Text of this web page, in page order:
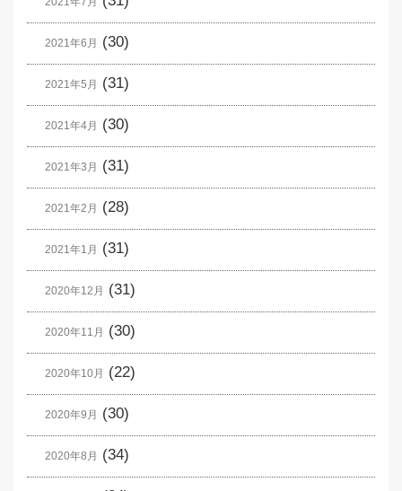
2021年6月 (30)
2021年5月 (31)
2021年4月 (30)
2021年3月 (31)
2021年2月 (28)
2021年1月 (31)
2020年12月 (31)
2020年11月 (30)
2020年10月 (22)
2020年9月 (30)
2020年8月 (34)